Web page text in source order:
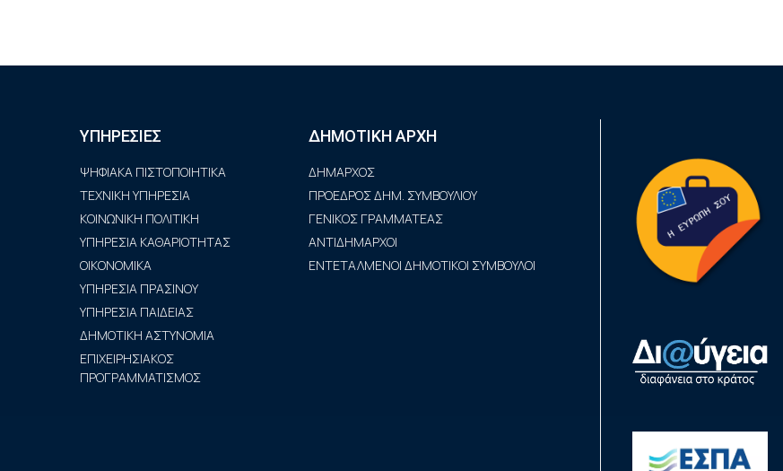
ΥΠΗΡΕΣΙΕΣ
ΨΗΦΙΑΚΑ ΠΙΣΤΟΠΟΙΗΤΙΚΑ
ΤΕΧΝΙΚΗ ΥΠΗΡΕΣΙΑ
ΚΟΙΝΩΝΙΚΗ ΠΟΛΙΤΙΚΗ
ΥΠΗΡΕΣΙΑ ΚΑΘΑΡΙΟΤΗΤΑΣ
ΟΙΚΟΝΟΜΙΚΑ
ΥΠΗΡΕΣΙΑ ΠΡΑΣΙΝΟΥ
ΥΠΗΡΕΣΙΑ ΠΑΙΔΕΙΑΣ
ΔΗΜΟΤΙΚΗ ΑΣΤΥΝΟΜΙΑ
ΕΠΙΧΕΙΡΗΣΙΑΚΟΣ
ΠΡΟΓΡΑΜΜΑΤΙΣΜΟΣ
ΔΗΜΟΤΙΚΗ ΑΡΧΗ
ΔΗΜΑΡΧΟΣ
ΠΡΟΕΔΡΟΣ ΔΗΜ. ΣΥΜΒΟΥΛΙΟΥ
ΓΕΝΙΚΟΣ ΓΡΑΜΜΑΤΕΑΣ
ΑΝΤΙΔΗΜΑΡΧΟΙ
ΕΝΤΕΤΑΛΜΕΝΟΙ ΔΗΜΟΤΙΚΟΙ ΣΥΜΒΟΥΛΟΙ